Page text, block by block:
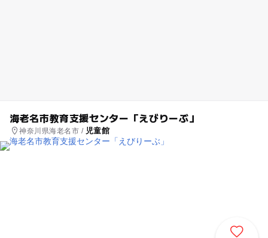
海老名市教育支援センター「えびりーぶ」
神奈川県海老名市 / 児童館